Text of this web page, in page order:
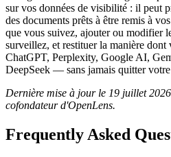
sur vos données de visibilité : il peut
des documents prêts à être remis à
que vous suivez, ajouter ou modifier
surveillez, et restituer la manière dont
ChatGPT, Perplexity, Google AI,
DeepSeek — sans jamais quitter
Dernière mise à jour le 19 juillet
cofondateur d'OpenLens.
Frequently Asked